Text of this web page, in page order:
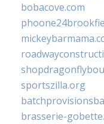
bobacove.com
sportszilla.org
brasserie-